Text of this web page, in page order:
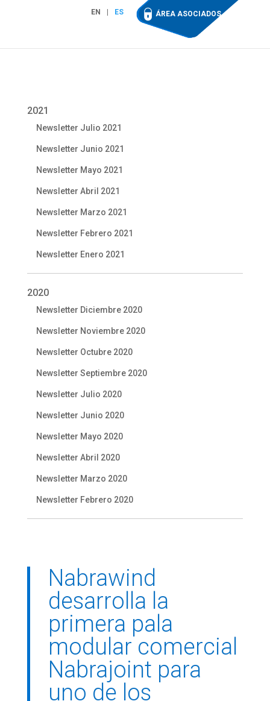
EN ES ÁREA ASOCIADOS
2021
Newsletter Julio 2021
Newsletter Junio 2021
Newsletter Mayo 2021
Newsletter Abril 2021
Newsletter Marzo 2021
Newsletter Febrero 2021
Newsletter Enero 2021
2020
Newsletter Diciembre 2020
Newsletter Noviembre 2020
Newsletter Octubre 2020
Newsletter Septiembre 2020
Newsletter Julio 2020
Newsletter Junio 2020
Newsletter Mayo 2020
Newsletter Abril 2020
Newsletter Marzo 2020
Newsletter Febrero 2020
Nabrawind
desarrolla la
primera pala
modular comercial
Nabrajoint para
uno de los